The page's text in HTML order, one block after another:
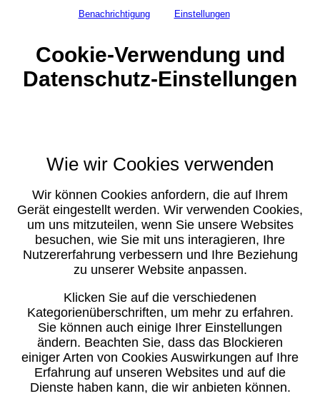
Benachrichtigung
Einstellungen
Cookie-Verwendung und
Datenschutz-Einstellungen
Wie wir Cookies verwenden
Wir können Cookies anfordern, die auf Ihrem
Gerät eingestellt werden. Wir verwenden Cookies,
um uns mitzuteilen, wenn Sie unsere Websites
besuchen, wie Sie mit uns interagieren, Ihre
Nutzererfahrung verbessern und Ihre Beziehung
zu unserer Website anpassen.
Klicken Sie auf die verschiedenen
Kategorienüberschriften, um mehr zu erfahren.
Sie können auch einige Ihrer Einstellungen
ändern. Beachten Sie, dass das Blockieren
einiger Arten von Cookies Auswirkungen auf Ihre
Erfahrung auf unseren Websites und auf die
Dienste haben kann, die wir anbieten können.